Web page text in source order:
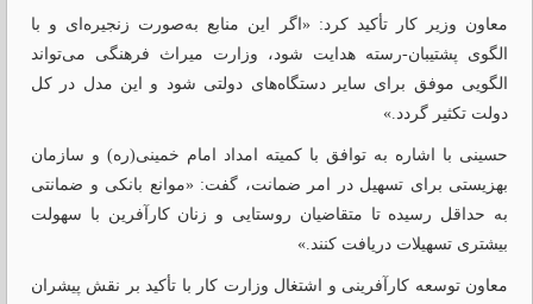
معاون وزیر کار تأکید کرد: «اگر این منابع به‌صورت زنجیره‌ای و با
الگوی پشتیبان-رسته هدایت شود، وزارت میراث فرهنگی می‌تواند
الگویی موفق برای سایر دستگاه‌های دولتی شود و این مدل در کل
دولت تکثیر گردد.»
حسینی با اشاره به توافق با کمیته امداد امام خمینی(ره) و سازمان
بهزیستی برای تسهیل در امر ضمانت، گفت: «موانع بانکی و ضمانتی
به حداقل رسیده تا متقاضیان روستایی و زنان کارآفرین با سهولت
بیشتری تسهیلات دریافت کنند.»
معاون توسعه کارآفرینی و اشتغال وزارت کار با تأکید بر نقش پیشران